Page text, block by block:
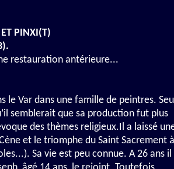
PINXI(T)
restauration antérieure...
le Var dans une famille de peintres.
semblerait que sa production fut plus
des thèmes religieux.Il a laissé
et le triomphe du Saint Sacrement à
Sa vie est peu connue. A 26 ans il